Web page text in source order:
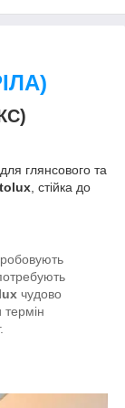
для глянсового та
, стійка до
чудово